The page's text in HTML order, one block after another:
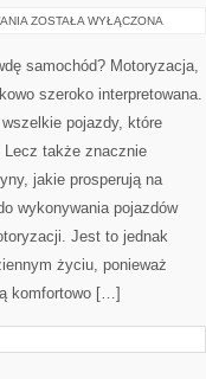
NIBY
SAMOCHÓD?
ZOSTAŁA WYŁĄCZONA
samochód? Motoryzacja,
szeroko interpretowana.
pojazdy, które
także znacznie
jakie prosperują na
wykonywania pojazdów
Jest to jednak
życiu, ponieważ
komfortowo […]